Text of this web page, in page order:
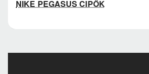
NIKE PEGASUS CIPŐK